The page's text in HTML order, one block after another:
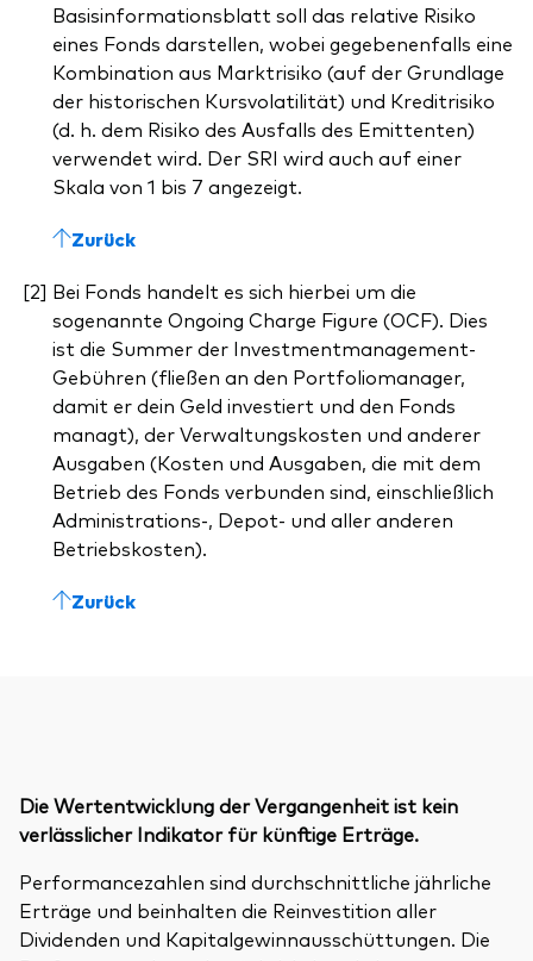
Basisinformationsblatt soll das relative Risiko
eines Fonds darstellen, wobei gegebenenfalls eine
Kombination aus Marktrisiko (auf der Grundlage
der historischen Kursvolatilität) und Kreditrisiko
(d. h. dem Risiko des Ausfalls des Emittenten)
verwendet wird. Der SRI wird auch auf einer
Skala von 1 bis 7 angezeigt.
Zurück
Bei Fonds handelt es sich hierbei um die
sogenannte Ongoing Charge Figure (OCF). Dies
ist die Summer der Investmentmanagement-
Gebühren (fließen an den Portfoliomanager,
damit er dein Geld investiert und den Fonds
managt), der Verwaltungskosten und anderer
Ausgaben (Kosten und Ausgaben, die mit dem
Betrieb des Fonds verbunden sind, einschließlich
Administrations-, Depot- und aller anderen
Betriebskosten).
Zurück
Die Wertentwicklung der Vergangenheit ist kein
verlässlicher Indikator für künftige Erträge.
Performancezahlen sind durchschnittliche jährliche
Erträge und beinhalten die Reinvestition aller
Dividenden und Kapitalgewinnausschüttungen. Die